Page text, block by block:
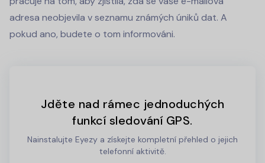
adresa neobjevila v seznamu známých úniků dat. A
pokud ano, budete o tom informováni.
Jděte nad rámec jednoduchých
funkcí sledování GPS.
Nainstalujte Eyezy a získejte kompletní přehled o jejich
telefonní aktivitě.